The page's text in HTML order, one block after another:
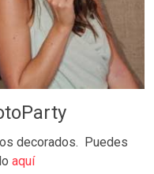
decorados. Puedes
aquí